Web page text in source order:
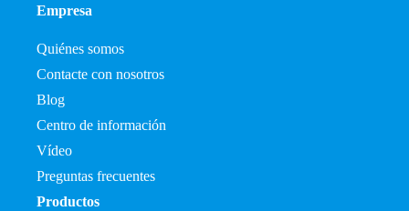
Empresa
Quiénes somos
Contacte con nosotros
Blog
Centro de información
Vídeo
Preguntas frecuentes
Productos